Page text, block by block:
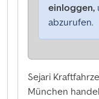
Sejari
München
einloggen,
abzurufen.